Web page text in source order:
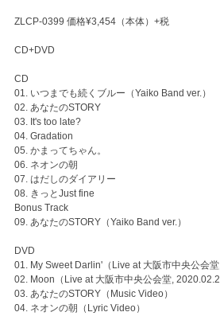
ZLCP-0399 価格¥3,454（本体）+税
CD+DVD
CD
01. いつまでも続くブルー（Yaiko Band ver.）
02. あなたのSTORY
03. It's too late?
04. Gradation
05. かまってちゃん。
06. ネオンの朝
07. はだしのダイアリー
08. きっとJust fine
Bonus Track
09. あなたのSTORY（Yaiko Band ver.）
DVD
01. My Sweet Darlin'（Live at 大阪市中央公会堂
02. Moon（Live at 大阪市中央公会堂,
03. あなたのSTORY（Music Video）
04. ネオンの朝（Lyric Video）